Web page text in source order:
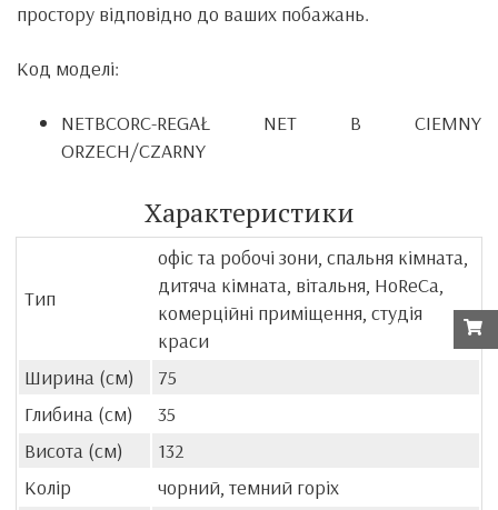
простору відповідно до ваших побажань.
Код моделі:
NETBCORC-REGAŁ NET B CIEMNY
ORZECH/CZARNY
Характеристики
Тип
офіс та робочі зони, спальня кімната,
дитяча кімната, вітальня, HoReCa,
комерційні приміщення, студія
краси
Ширина (см)
75
Глибина (см)
35
Висота (см)
132
Колір
чорний, темний горіх